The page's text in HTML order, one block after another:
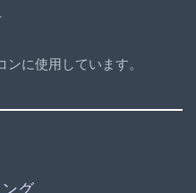
に使用しています。